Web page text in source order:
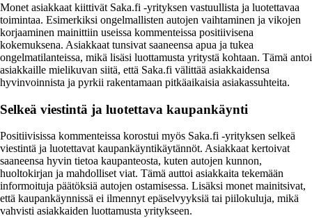
Monet asiakkaat kiittivät Saka.fi -yrityksen vastuullista ja luotettavaa
toimintaa. Esimerkiksi ongelmallisten autojen vaihtaminen ja vikojen
korjaaminen mainittiin useissa kommenteissa positiivisena
kokemuksena. Asiakkaat tunsivat saaneensa apua ja tukea
ongelmatilanteissa, mikä lisäsi luottamusta yritystä kohtaan. Tämä antoi
asiakkaille mielikuvan siitä, että Saka.fi välittää asiakkaidensa
hyvinvoinnista ja pyrkii rakentamaan pitkäaikaisia asiakassuhteita.
Selkeä viestintä ja luotettava kaupankäynti
Positiivisissa kommenteissa korostui myös Saka.fi -yrityksen selkeä
viestintä ja luotettavat kaupankäyntikäytännöt. Asiakkaat kertoivat
saaneensa hyvin tietoa kaupanteosta, kuten autojen kunnon,
huoltokirjan ja mahdolliset viat. Tämä auttoi asiakkaita tekemään
informoituja päätöksiä autojen ostamisessa. Lisäksi monet mainitsivat,
että kaupankäynnissä ei ilmennyt epäselvyyksiä tai piilokuluja, mikä
vahvisti asiakkaiden luottamusta yritykseen.